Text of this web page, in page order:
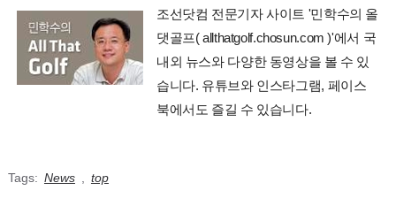
조선닷컴 전문기자 사이트 '민학수의 올
댓골프( allthatgolf.chosun.com )'에서 국
내외 뉴스와 다양한 동영상을 볼 수 있
습니다. 유튜브와 인스타그램, 페이스
북에서도 즐길 수 있습니다.
Tags: News top